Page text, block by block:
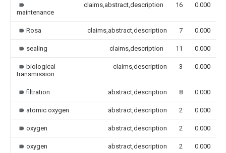
maintenance
claims,abstract,description 16 0.000
Rosa claims,abstract,description 7 0.000
sealing claims,description 11 0.000
biological
transmission
claims,description 3 0.000
filtration abstract,description 8 0.000
atomic oxygen abstract,description 2 0.000
oxygen abstract,description 2 0.000
oxygen abstract,description 2 0.000